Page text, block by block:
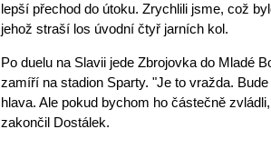
lepší přechod do útoku. Zrychlili jsme, což
jehož straší los úvodní čtyř jarních kol.
Po duelu na Slavii jede Zbrojovka do Mladé
zamíří na stadion Sparty. "Je to vražda.
hlava. Ale pokud bychom ho částečně
zakončil Dostálek.